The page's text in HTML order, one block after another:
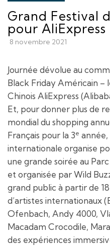
Grand Festival
pour AliExpress
8 novembre 2021
Journée dévolue au
Black Friday Américain –
Chinois AliExpress
Et, pour donner plus de
mondial du shopping
Français pour la 3e
internationale organise
une grande soirée au
et organisée par Wild
grand public à partir de
d’artistes internationaux
Ofenbach, Andy 4000,
Macadam Crocodile,
des expériences